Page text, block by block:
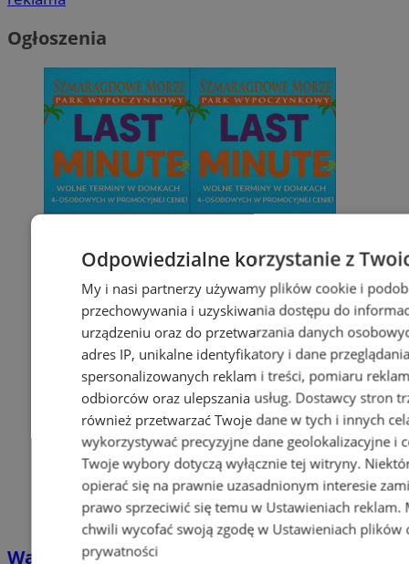
Ogłoszenia
Wakacyjny wypoczynek nad Bałtykiem w
Odpowiedzialne korzystanie z
My i nasi partnerzy używamy plików cookie i
przechowywania i uzyskiwania dostępu do
urządzeniu oraz do przetwarzania danych
adres IP, unikalne identyfikatory i dane
spersonalizowanych reklam i treści, pomiaru
odbiorców oraz ulepszania usług. Dostawcy stron
również przetwarzać Twoje dane w tych i innych
wykorzystywać precyzyjne dane geolokalizacyjne i
Twoje wybory dotyczą wyłącznie tej witryny.
opierać się na prawnie uzasadnionym interesie
prawo sprzeciwić się temu w Ustawieniach reklam.
chwili wycofać swoją zgodę w Ustawieniach plików
prywatności